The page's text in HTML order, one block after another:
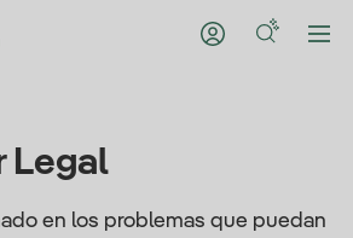
Legal
en los problemas que puedan